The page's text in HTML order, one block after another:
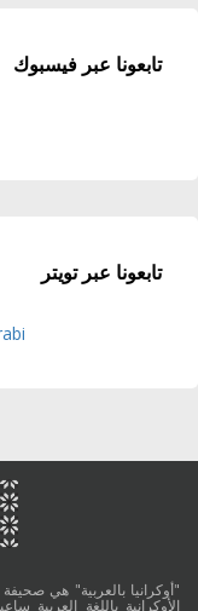
تابعونا عبر فيسبوك
تابعونا عبر تويتر
"أوكرانيا بالعربية" هي صحيفة
الأوكرانية باللغة